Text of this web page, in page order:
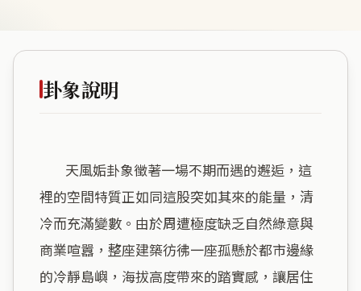
卦象說明
裡的空間特質正如同這股突如其來的能量，清
冷而充滿變數。由於周遭極度缺乏自然綠意與
商業喧囂，整座建築彷彿一座孤懸於都市邊緣
的冷靜島嶼，海拔高度帶來的踏實感，讓居住